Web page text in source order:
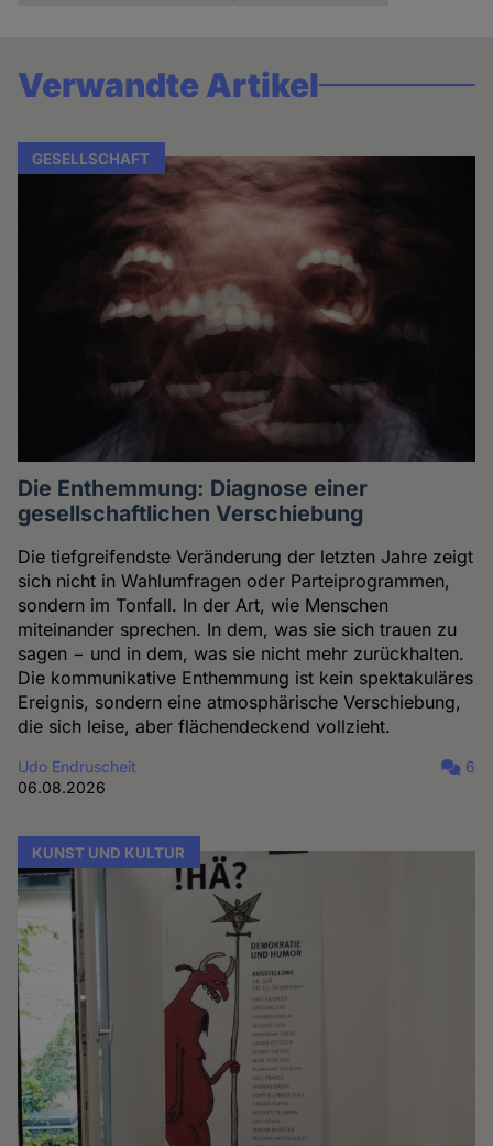
Verwandte Artikel
GESELLSCHAFT
Die Enthemmung: Diagnose einer
gesellschaftlichen Verschiebung
Die tiefgreifendste Veränderung der letzten Jahre zeigt
sich nicht in Wahlumfragen oder Parteiprogrammen,
sondern im Tonfall. In der Art, wie Menschen
miteinander sprechen. In dem, was sie sich trauen zu
sagen − und in dem, was sie nicht mehr zurückhalten.
Die kommunikative Enthemmung ist kein spektakuläres
Ereignis, sondern eine atmosphärische Verschiebung,
die sich leise, aber flächendeckend vollzieht.
Udo Endruscheit
06.08.2026
6
KUNST UND KULTUR